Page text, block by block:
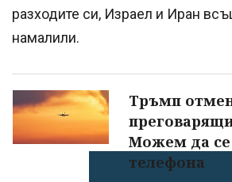
разходите си, Израел и Иран
намалили.
Тръмп
Можем да
телефона